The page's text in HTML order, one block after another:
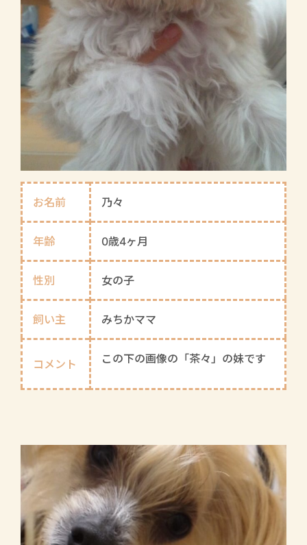
お名前 乃々
年齢 0歳4ヶ月
性別 女の子
飼い主 みちかママ
コメント この下の画像の「茶々」の妹です